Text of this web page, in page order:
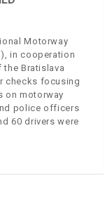
Motorway
in cooperation
Bratislava
checks focusing
on motorway
police officers
60 drivers were